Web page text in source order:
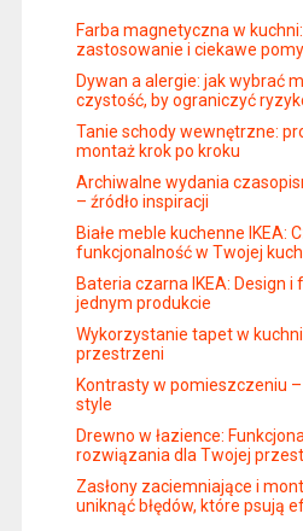
Farba magnetyczna w
zastosowanie i ciekawe
Dywan a alergie: jak wybrać
czystość, by ograniczyć
Tanie schody wewnętrzne:
montaż krok po kroku
Archiwalne wydania
– źródło inspiracji
Białe meble kuchenne IKEA:
funkcjonalność w Twojej
Bateria czarna IKEA: Design
jednym produkcie
Wykorzystanie tapet w
przestrzeni
Kontrasty w pomieszczeniu –
style
Drewno w łazience:
rozwiązania dla Twojej
Zasłony zaciemniające i
uniknąć błędów, które psują